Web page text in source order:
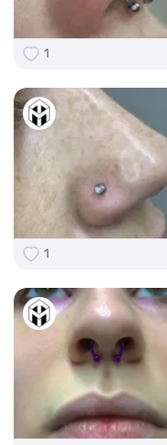
1
1